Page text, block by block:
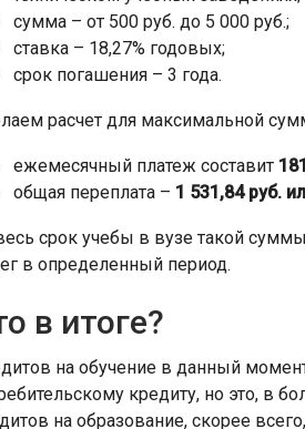
сумма – от 500 руб. до 5 000 руб.;
ставка – 18,27% годовых;
срок погашения – 3 года.
расчет для максимальной
ежемесячный платеж составит
общая переплата – 1 531,84 руб.
срок учебы в вузе такой
в определенный период.
в итоге?
на обучение в данный
кредиту, но это, в
на образование, скорее